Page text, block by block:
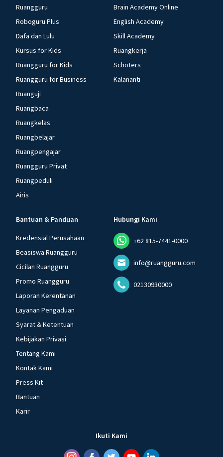
Ruangguru
Roboguru Plus
Dafa dan Lulu
Kursus for Kids
Ruangguru for Kids
Ruangguru for Business
Ruanguji
Ruangbaca
Ruangkelas
Ruangbelajar
Ruangpengajar
Ruangguru Privat
Ruangpeduli
Airis
Brain Academy Online
English Academy
Skill Academy
Ruangkerja
Schoters
Kalananti
Bantuan & Panduan
Kredensial Perusahaan
Beasiswa Ruangguru
Cicilan Ruangguru
Promo Ruangguru
Laporan Kerentanan
Layanan Pengaduan
Syarat & Ketentuan
Kebijakan Privasi
Tentang Kami
Kontak Kami
Press Kit
Bantuan
Karir
Hubungi Kami
+62 815-7441-0000
info@ruangguru.com
02130930000
Ikuti Kami